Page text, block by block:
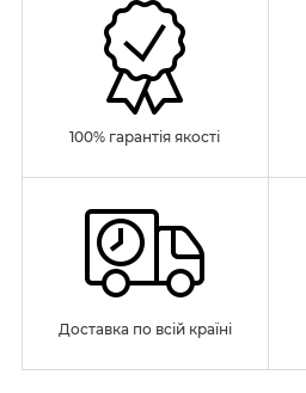
100% гарантія якості
Доставка по всій країні